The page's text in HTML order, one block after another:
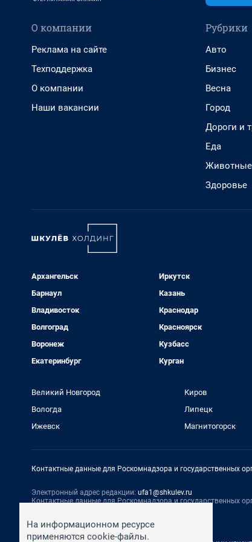
О компании
Реклама на сайте
Техподдержка
О компании
Наши вакансии
Рубрики
Авто
Бизнес
Весна
Город
Дороги и
Еда
Животные
Здоровье
Архангельск
Барнаул
Владивосток
Волгоград
Воронеж
Екатеринбург
Иркутск
Казань
Краснодар
Красноярск
Кузбасс
Курган
Великий Новгород
Вологда
Ижевск
Киров
Липецк
Магнитогорск
Контактные данные для Роскомнадзора и государственных
Электронный адрес редакции: ufa1@shkulev.ru
Контактные данные для Роскомнадзора и государственных
По вопросам коммерческого сотрудничества:
На информационном ресурсе
применяются cookie-файлы.